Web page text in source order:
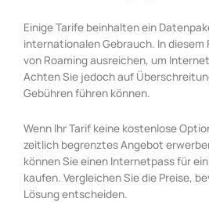
Einige Tarife beinhalten ein
internationalen Gebrauch. In diesem
von Roaming ausreichen, um
Achten Sie jedoch auf
Gebühren führen können.
Wenn Ihr Tarif keine kostenlose
zeitlich begrenztes Angebot
können Sie einen Internetpass für
kaufen. Vergleichen Sie die Preise,
Lösung entscheiden.